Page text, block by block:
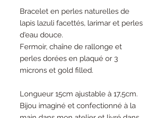
Bracelet en perles naturelles de
lapis lazuli facettés, larimar et perles
d'eau douce.
Fermoir, chaîne de rallonge et
perles dorées en plaqué or 3
microns et gold filled.
Longueur 15cm ajustable à 17,5cm.
Bijou imaginé et confectionné à la